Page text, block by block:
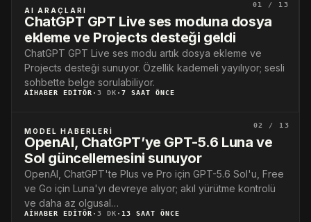
01 / 13
AI ARAÇLARI
ChatGPT GPT Live ses moduna dosya
ekleme ve Projects desteği geldi
ChatGPT GPT Live ses modu artık dosya ekleme ve
Projects desteği sunuyor. Özellik kademeli yayılıyor; sesli
sohbette belge sorulabiliyor.
AIHABER EDITÖR · 3 DK · 7 SAAT ÖNCE
02 / 13
MODEL HABERLERI
OpenAI, ChatGPT’ye GPT-5.6 Luna ve
Sol güncellemesini sunuyor
OpenAI, ChatGPT'te Plus ve Pro için GPT-5.6 Sol'u, Free
ve Go için Luna'yı devreye alıyor; akıl yürütme kontrolü
ve daha az olgusal…
AIHABER EDITÖR · 3 DK · 13 SAAT ÖNCE